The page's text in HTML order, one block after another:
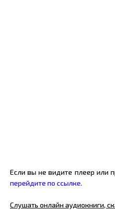
Если вы не видите плеер или
перейдите по ссылке.
Слушать онлайн аудиокниги,